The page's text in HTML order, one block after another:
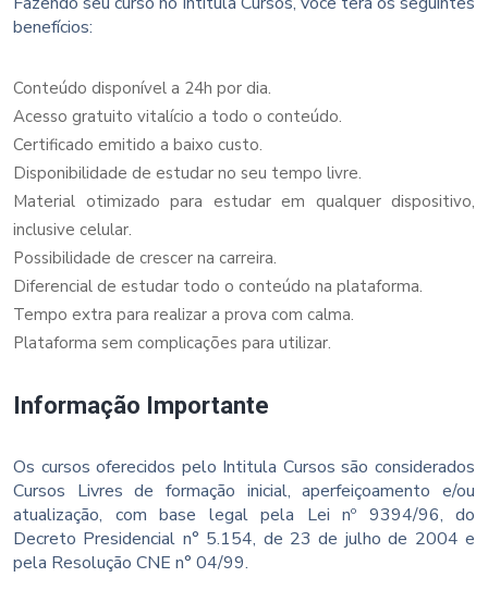
benefícios:
Conteúdo disponível a 24h por dia.
Acesso gratuito vitalício a todo o conteúdo.
Certificado emitido a baixo custo.
Disponibilidade de estudar no seu tempo livre.
Material otimizado para estudar em qualquer dispositivo,
inclusive celular.
Possibilidade de crescer na carreira.
Diferencial de estudar todo o conteúdo na plataforma.
Tempo extra para realizar a prova com calma.
Plataforma sem complicações para utilizar.
Informação Importante
Os cursos oferecidos pelo Intitula Cursos são considerados
Cursos Livres de formação inicial, aperfeiçoamento e/ou
atualização, com base legal pela Lei nº 9394/96, do
Decreto Presidencial n° 5.154, de 23 de julho de 2004 e
pela Resolução CNE n° 04/99.